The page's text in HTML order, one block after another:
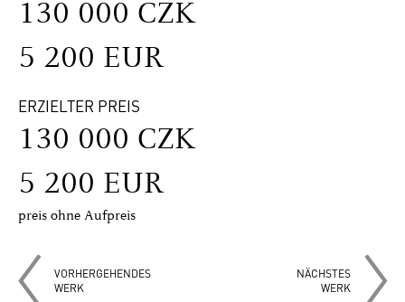
130 000 CZK
5 200 EUR
ERZIELTER PREIS
130 000 CZK
5 200 EUR
preis ohne Aufpreis
VORHERGEHENDES
WERK
NÄCHSTES
WERK